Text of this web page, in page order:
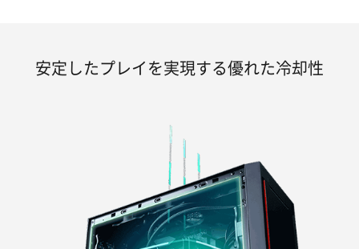
安定したプレイを実現する優れた冷却性